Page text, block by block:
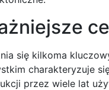
się kilkoma
charakteryzuje
przez wiele lat